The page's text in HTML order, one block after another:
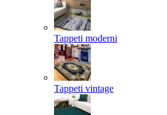
Tappeti moderni
Tappeti vintage